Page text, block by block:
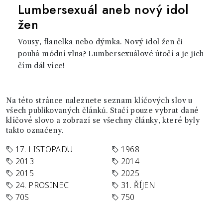
Lumbersexuál aneb nový idol
žen
Vousy, flanelka nebo dýmka. Nový idol žen či
pouhá módní vlna? Lumbersexuálové útočí a je jich
čím dál více!
Na této stránce naleznete seznam klíčových slov u
všech publikovaných článků. Stačí pouze vybrat dané
klíčové slovo a zobrazí se všechny články, které byly
takto označeny.
17. LISTOPADU
1968
2013
2014
2015
2025
24. PROSINEC
31. ŘÍJEN
70S
750